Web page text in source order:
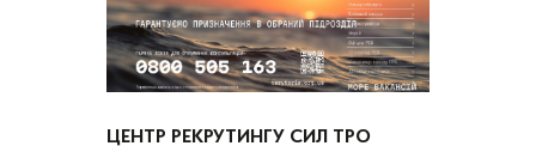
ЦЕНТР РЕКРУТИНГУ СИЛ ТРО